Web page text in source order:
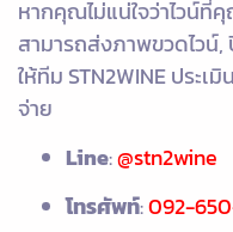
หากคุณไม่แน่ใจว่าไวน์
สามารถส่งภาพขวดไวน์
ให้ทีม STN2WINE ประเ
จ่าย
Line:@stn2wine
โทรศัพท์:092-